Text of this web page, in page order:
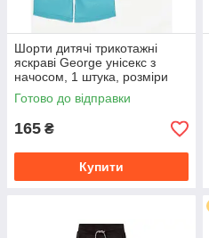
Шорти дитячі трикотажні
яскраві George унісекс з
начосом, 1 штука, розміри
128-146
Готово до відправки
165 ₴
Купити